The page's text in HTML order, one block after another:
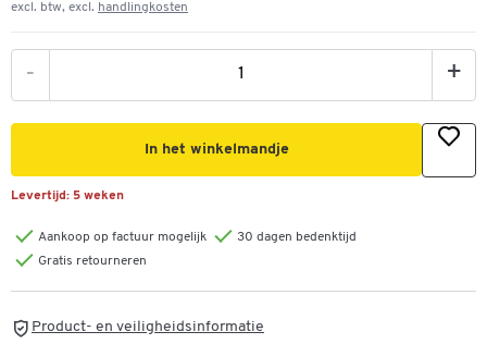
excl. btw, excl. handlingkosten
- +
In het winkelmandje
Levertijd: 5 weken
Aankoop op factuur mogelijk
30 dagen bedenktijd
Gratis retourneren
Product- en veiligheidsinformatie